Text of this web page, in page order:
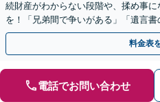
続財産がわからない段階や、揉め事
を！「兄弟間で争いがある」「遺言
による使い込みがあるのではないか
料金表
電話でお問い合わせ